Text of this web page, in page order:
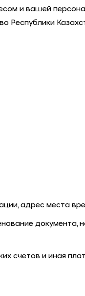
и вашей
Республики
адрес места
документа,
счетов и иная